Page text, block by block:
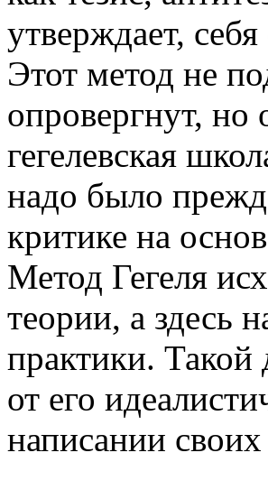
утверждает,
Этот метод не
опровергнут, но
гегелевская
надо было
критике на
Метод Гегеля
теории, а здесь
практики.
от его
написании